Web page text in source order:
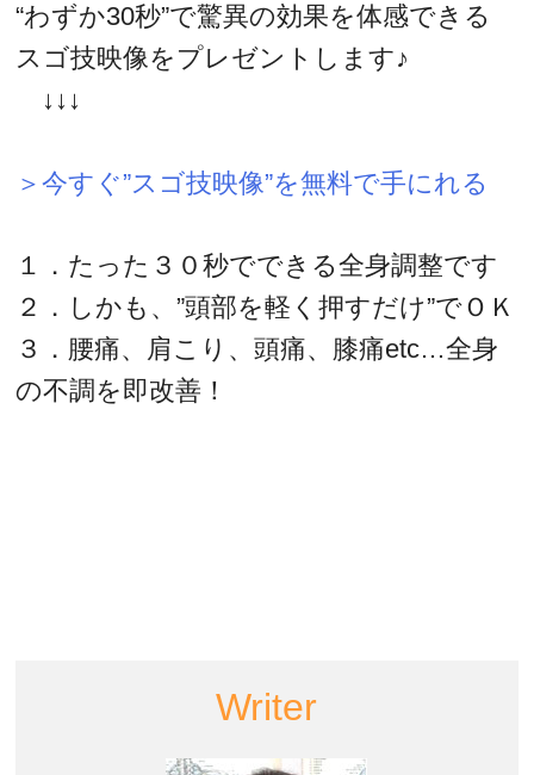
“わずか30秒”で驚異の効果を体感できる
スゴ技映像をプレゼントします♪
↓↓↓
＞今すぐ”スゴ技映像”を無料で手にれる
１．たった３０秒でできる全身調整です
２．しかも、”頭部を軽く押すだけ”でＯＫ
３．腰痛、肩こり、頭痛、膝痛etc…全身
の不調を即改善！
Writer